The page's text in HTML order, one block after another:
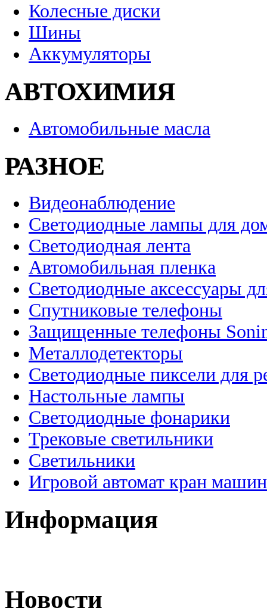
Колесные диски
Шины
Аккумуляторы
АВТОХИМИЯ
Автомобильные масла
РАЗНОЕ
Видеонаблюдение
Светодиодные лампы для
Светодиодная лента
Автомобильная пленка
Светодиодные аксессуары
Спутниковые телефоны
Защищенные телефоны
Металлодетекторы
Светодиодные пиксели для
Настольные лампы
Светодиодные фонарики
Трековые светильники
Светильники
Игровой автомат кран
Информация
Новости